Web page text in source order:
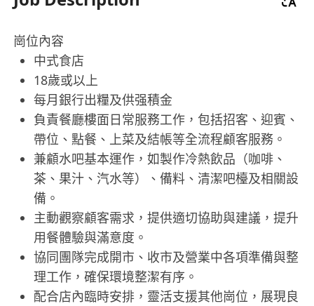
崗位內容
中式食店
18歲或以上
每月銀行出糧及供强積金
負責餐廳樓面日常服務工作，包括招客、迎賓、
帶位、點餐、上菜及結帳等全流程顧客服務。
兼顧水吧基本運作，如製作冷熱飲品（咖啡、
茶、果汁、汽水等）、備料、清潔吧檯及相關設
備。
主動觀察顧客需求，提供適切協助與建議，提升
用餐體驗與滿意度。
協同團隊完成開市、收市及營業中各項準備與整
理工作，確保環境整潔有序。
配合店內臨時安排，靈活支援其他崗位，展現良